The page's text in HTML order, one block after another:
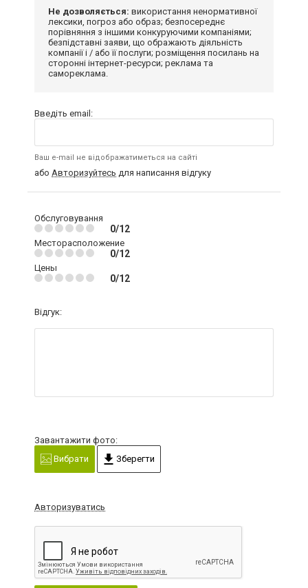
Не дозволяється: використання ненормативної
лексики, погроз або образ; безпосереднє
порівняння з іншими конкуруючими компаніями;
безпідставні заяви, що ображають діяльність
компанії і / або її послуги; розміщення посилань на
сторонні інтернет-ресурси; реклама та
самореклама.
Введіть email:
Ваш e-mail не відображатиметься на сайті
або Авторизуйтесь для написання відгуку
Обслуговування
0/12
Месторасположение
0/12
Цены
0/12
Відгук:
Завантажити фото:
Вибрати
Зберегти
Авторизуватись